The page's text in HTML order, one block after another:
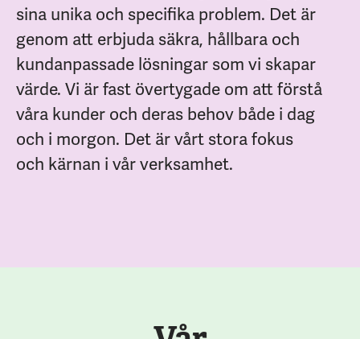
sina unika och specifika problem. Det är
genom att erbjuda säkra, hållbara och
kundanpassade lösningar som vi skapar
värde. Vi är fast övertygade om att förstå
våra kunder och deras behov både i dag
och i morgon. Det är vårt stora fokus
och kärnan i vår verksamhet.